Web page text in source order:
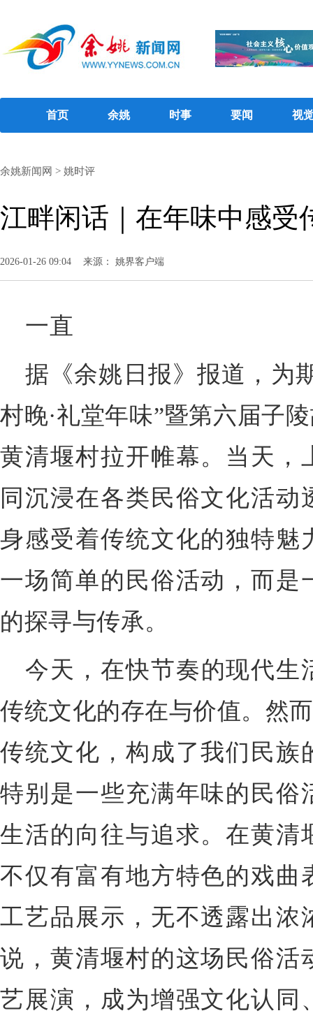
首页 余姚 时事 要闻 视
余姚新闻网 > 姚时评
江畔闲话｜在年味中感受
2026-01-26 09:04 来源： 姚界客户端
一直
据《余姚日报》报道，为
村晚·礼堂年味”暨第六届子
黄清堰村拉开帷幕。当天，
同沉浸在各类民俗文化活
身感受着传统文化的独特魅
一场简单的民俗活动，而是
的探寻与传承。
今天，在快节奏的现代生
传统文化的存在与价值。然
传统文化，构成了我们民族
特别是一些充满年味的民俗
生活的向往与追求。在黄清
不仅有富有地方特色的戏曲
工艺品展示，无不透露出浓
说，黄清堰村的这场民俗活
艺展演，成为增强文化认同